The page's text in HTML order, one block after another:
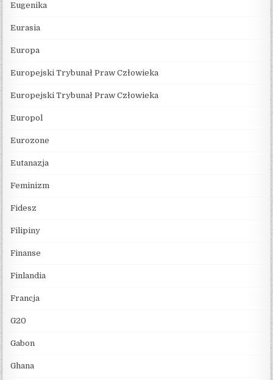
Eugenika
Eurasia
Europa
Europejski Trybunał Praw Człowieka
Europejski Trybunał Praw Człowieka
Europol
Eurozone
Eutanazja
Feminizm
Fidesz
Filipiny
Finanse
Finlandia
Francja
G20
Gabon
Ghana